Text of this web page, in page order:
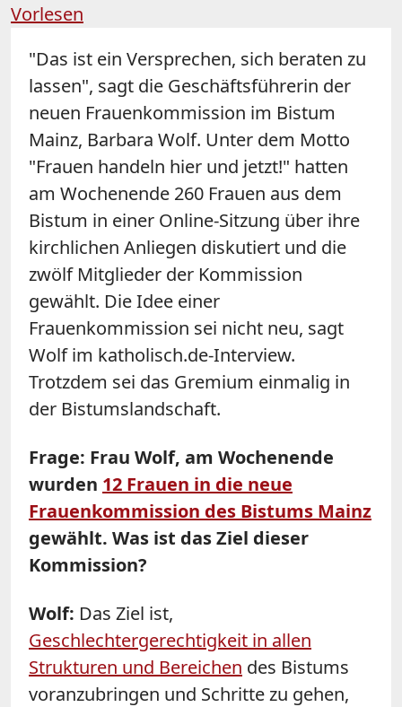
Vorlesen
"Das ist ein Versprechen, sich beraten zu
lassen", sagt die Geschäftsführerin der
neuen Frauenkommission im Bistum
Mainz, Barbara Wolf. Unter dem Motto
"Frauen handeln hier und jetzt!" hatten
am Wochenende 260 Frauen aus dem
Bistum in einer Online-Sitzung über ihre
kirchlichen Anliegen diskutiert und die
zwölf Mitglieder der Kommission
gewählt. Die Idee einer
Frauenkommission sei nicht neu, sagt
Wolf im katholisch.de-Interview.
Trotzdem sei das Gremium einmalig in
der Bistumslandschaft.
Frage: Frau Wolf, am Wochenende
wurden 12 Frauen in die neue
Frauenkommission des Bistums Mainz
gewählt. Was ist das Ziel dieser
Kommission?
Wolf: Das Ziel ist,
Geschlechtergerechtigkeit in allen
Strukturen und Bereichen des Bistums
voranzubringen und Schritte zu gehen,